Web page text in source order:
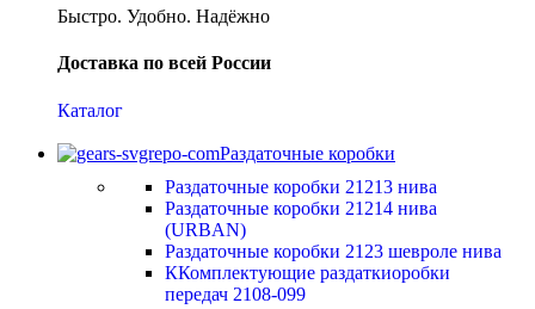
Быстро. Удобно. Надёжно
Доставка по всей России
Каталог
Раздаточные коробки
Раздаточные коробки 21213 нива
Раздаточные коробки 21214 нива
(URBAN)
Раздаточные коробки 2123 шевроле нива
ККомплектующие раздаткиоробки
передач 2108-099